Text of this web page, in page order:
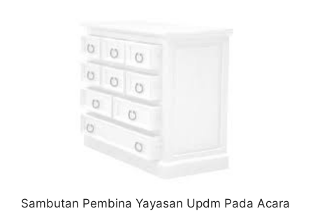
Sambutan Pembina Yayasan Updm Pada Acara